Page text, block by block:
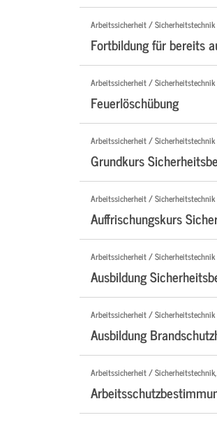
Arbeitssicherheit / Sicherheitstechnik
Fortbildung für bereits
Arbeitssicherheit / Sicherheitstechnik
Feuerlöschübung
Arbeitssicherheit / Sicherheitstechnik
Grundkurs
Arbeitssicherheit / Sicherheitstechnik
Auffrischungskurs
Arbeitssicherheit / Sicherheitstechnik
Ausbildung
Arbeitssicherheit / Sicherheitstechnik
Ausbildung
Arbeitssicherheit /